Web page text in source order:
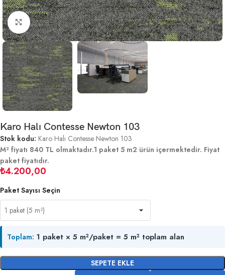
Büyütmek için tıklayın
Karo Halı Contesse Newton 103
Stok kodu: Karo Halı Contesse Newton 103
M² fiyatı 840 TL olmaktadır.1 paket 5 m2 ürün içermektedir. Fiyat
paket fiyatıdır.
₺4.200,00
Paket Sayısı Seçin
Toplam: 1 paket × 5 m²/paket = 5 m² toplam alan
SEPETE EKLE